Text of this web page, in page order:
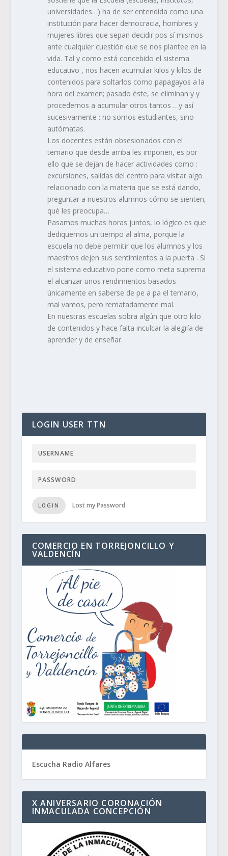
universidades…) ha de ser entendida como una
institución para hacer democracia, hombres y
mujeres libres que sepan decidir pos sí mismos
ante cualquier cuestión que se nos plantee en la
vida. Tal y como está concebido el sistema
educativo , nos hacen acumular kilos y kilos de
contenidos para soltarlos como papagayos a la
hora del examen; pasado éste, se eliminan y y
procedemos a acumular otros tantos …y así
sucesivamente : no somos estudiantes, sino
autómatas.
Los docentes están obsesionados con el
temario que desde arriba les imponen, es por
ello que se dejan de hacer actividades como :
excursiones, salidas del centro para visitar algo
relacionado con la materia que se está dando,
preguntar a nuestros alumnos cómo se sienten,
qué les preocupa…
Pasamos muchas horas juntos, lo lógico es que
dediquemos un tiempo al alma, porque la
escuela no debe permitir que los alumnos y los
maestros dejen sus sentimientos a la puerta . Si
el sistema educativo pone como meta suprema
el alcanzar unos rendimientos basados
únicamente en saberse de pe a pa el temario,
mal vamos, pero rematadamente mal.
En nuestras escuelas sobra algún que otro kilo
de contenidos y hace falta inculcar la alegría de
aprender y de enseñar.
LOGIN USER TTN
LOGIN Lost my Password
COMERCIO EN TORREJONCILLO Y
VALDENCÍN
Escucha Radio Alfares
X ANIVERSARIO CORONACIÓN
INMACULADA CONCEPCIÓN